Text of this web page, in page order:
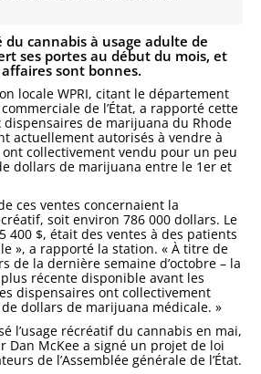
cannabis à usage adulte de
ses portes au début du mois, et
sont bonnes.
locale WPRI, citant le département
de l’État, a rapporté cette
dispensaires de marijuana du Rhode
actuellement autorisés à vendre à
collectivement vendu pour un peu
dollars de marijuana entre le 1er et
ces ventes concernaient la
soit environ 786 000 dollars. Le
400 $, était des ventes à des patients
», a rapporté la station. « À titre de
de la dernière semaine d’octobre – la
récente disponible avant les
dispensaires ont collectivement
dollars de marijuana médicale. »
l’usage récréatif du cannabis en mai,
Dan McKee a signé un projet de loi
de l’Assemblée générale de l’État.